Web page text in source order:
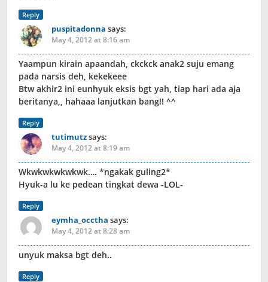
Reply
puspitadonna says:
May 4, 2012 at 8:16 am
Yaampun kirain apaandah, ckckck anak2 suju emang
pada narsis deh, kekekeee
Btw akhir2 ini eunhyuk eksis bgt yah, tiap hari ada aja
beritanya,, hahaaa lanjutkan bang!! ^^
Reply
tutimutzsays:
May 4, 2012 at 8:19 am
Wkwkwkwkwkwk…. *ngakak guling2*
Hyuk-a lu ke pedean tingkat dewa -LOL-
Reply
eymha_occtha says:
May 4, 2012 at 8:28 am
unyuk maksa bgt deh..
Reply